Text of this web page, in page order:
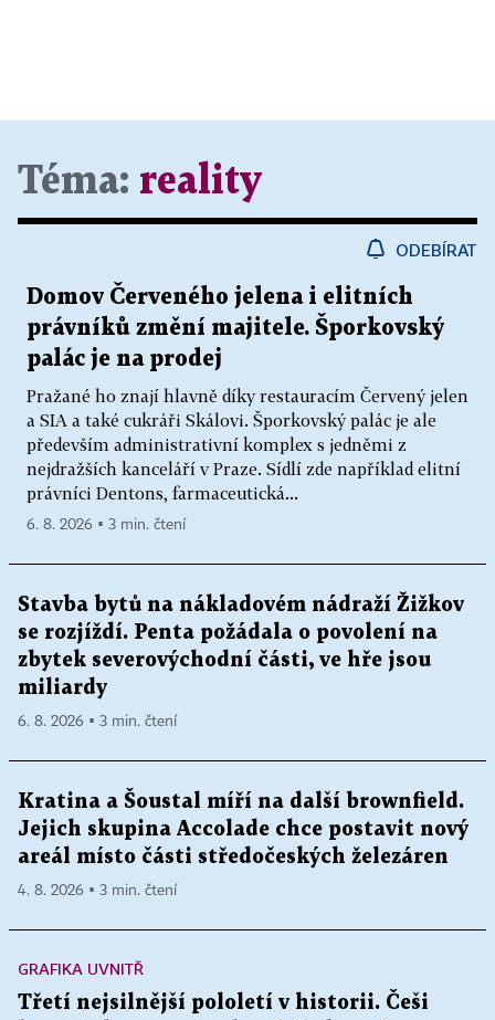
Téma: reality
ODEBÍRAT
Domov Červeného jelena i elitních
právníků změní majitele. Šporkovský
palác je na prodej
Pražané ho znají hlavně díky restauracím Červený jelen
a SIA a také cukráři Skálovi. Šporkovský palác je ale
především administrativní komplex s jedněmi z
nejdražších kanceláří v Praze. Sídlí zde například elitní
právníci Dentons, farmaceutická...
6. 8. 2026 ▪ 3 min. čtení
Stavba bytů na nákladovém nádraží Žižkov
se rozjíždí. Penta požádala o povolení na
zbytek severovýchodní části, ve hře jsou
miliardy
6. 8. 2026 ▪ 3 min. čtení
Kratina a Šoustal míří na další brownfield.
Jejich skupina Accolade chce postavit nový
areál místo části středočeských železáren
4. 8. 2026 ▪ 3 min. čtení
GRAFIKA UVNITŘ
Třetí nejsilnější pololetí v historii. Češi